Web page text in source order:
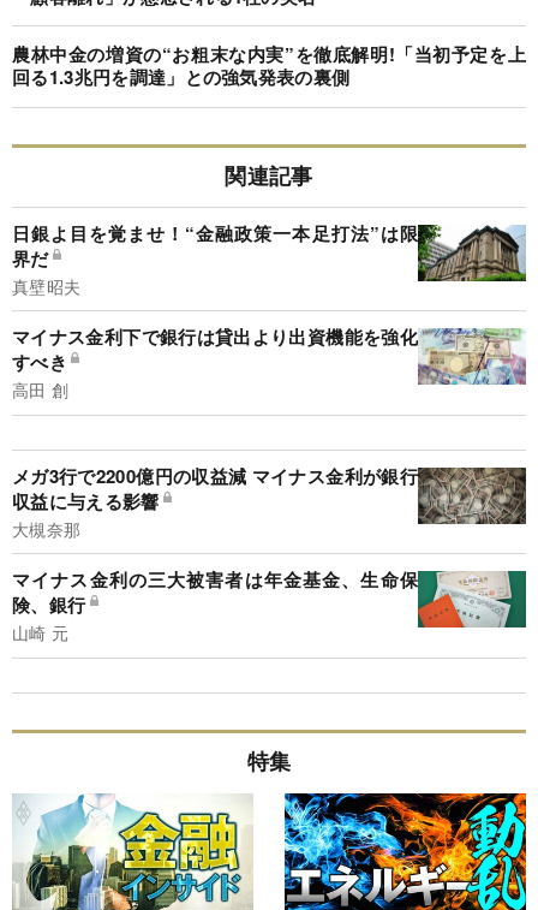
農林中金の増資の“お粗末な内実”を徹底解明!「当初予定を上
回る1.3兆円を調達」との強気発表の裏側
関連記事
日銀よ目を覚ませ！“金融政策一本足打法”は限
界だ
真壁昭夫
マイナス金利下で銀行は貸出より出資機能を強化
すべき
高田 創
メガ3行で2200億円の収益減 マイナス金利が銀行
収益に与える影響
大槻奈那
マイナス金利の三大被害者は年金基金、生命保
険、銀行
山崎 元
特集